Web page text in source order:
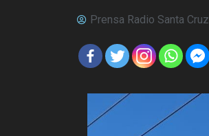
Prensa Radio Santa Cruz